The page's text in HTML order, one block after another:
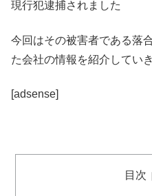
現行犯逮捕されました
今回はその被害者である落
た会社の情報を紹介していき
[adsense]
目次